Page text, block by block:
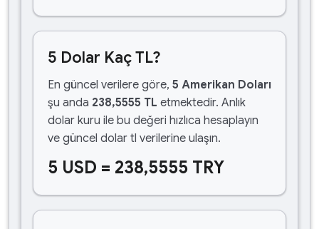
5 Dolar Kaç TL?
En güncel verilere göre, 5 Amerikan Doları
şu anda 238,5555 TL etmektedir. Anlık
dolar kuru ile bu değeri hızlıca hesaplayın
ve güncel dolar tl verilerine ulaşın.
5 USD = 238,5555 TRY